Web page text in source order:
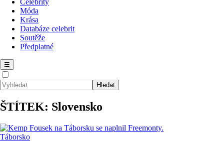
Móda
Krása
Databáze celebrit
Soutěže
Předplatné
☰
ŠTÍTEK: Slovensko
Táborsko